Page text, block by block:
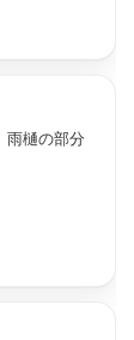
雨樋の部分